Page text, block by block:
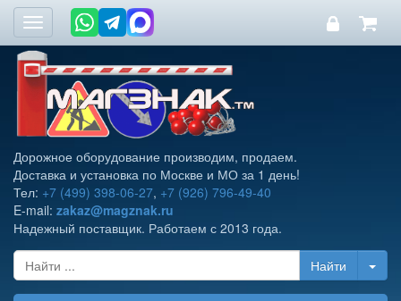
Toggle
navigation
Дорожное оборудование производим, продаем.
Доставка и установка по Москве и МО за 1 день!
Тел: +7 (499) 398-06-27, +7 (926) 796-49-40
E-mail: zakaz@magznak.ru
Надежный поставщик. Работаем с 2013 года.